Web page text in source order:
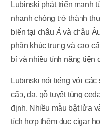
Lubinski phát triển mạnh
nhanh chóng trở thành
biến tại châu Á và châu
phân khúc trung và cao
bỉ và nhiều tính năng tiện
Lubinski nổi tiếng với
cấp, da, gỗ tuyết tùng
định. Nhiều mẫu bật lửa
tích hợp thêm đục cigar